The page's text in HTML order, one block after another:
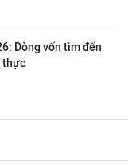
Dòng vốn tìm đến
thực